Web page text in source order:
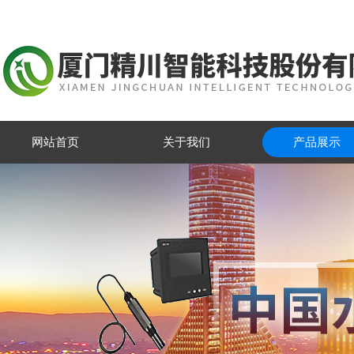
网站首页 关于我们 产品展示